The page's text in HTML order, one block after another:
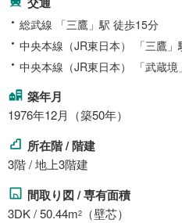
総武線 「三鷹」駅 徒歩15分
中央本線（JR東日本） 「三鷹
中央本線（JR東日本） 「武蔵
築年月
1976年12月（築50年）
所在階 / 階建
3階 / 地上3階建
間取り図 / 専有面積
3DK / 50.44m2 （壁芯）